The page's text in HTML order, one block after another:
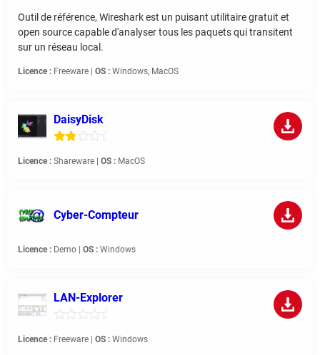
Outil de référence, Wireshark est un puisant utilitaire gratuit et
open source capable d'analyser tous les paquets qui transitent
sur un réseau local.
Licence : Freeware | OS : Windows, MacOS
DaisyDisk
Licence : Shareware | OS : MacOS
Cyber-Compteur
Licence : Demo | OS : Windows
LAN-Explorer
Licence : Freeware | OS : Windows